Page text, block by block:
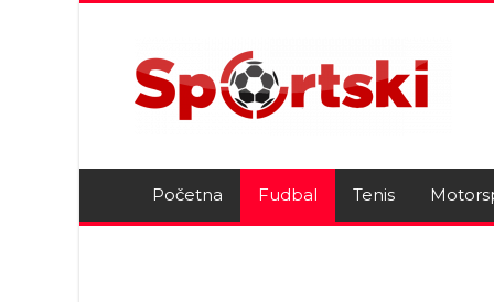
Početna Fudbal Tenis